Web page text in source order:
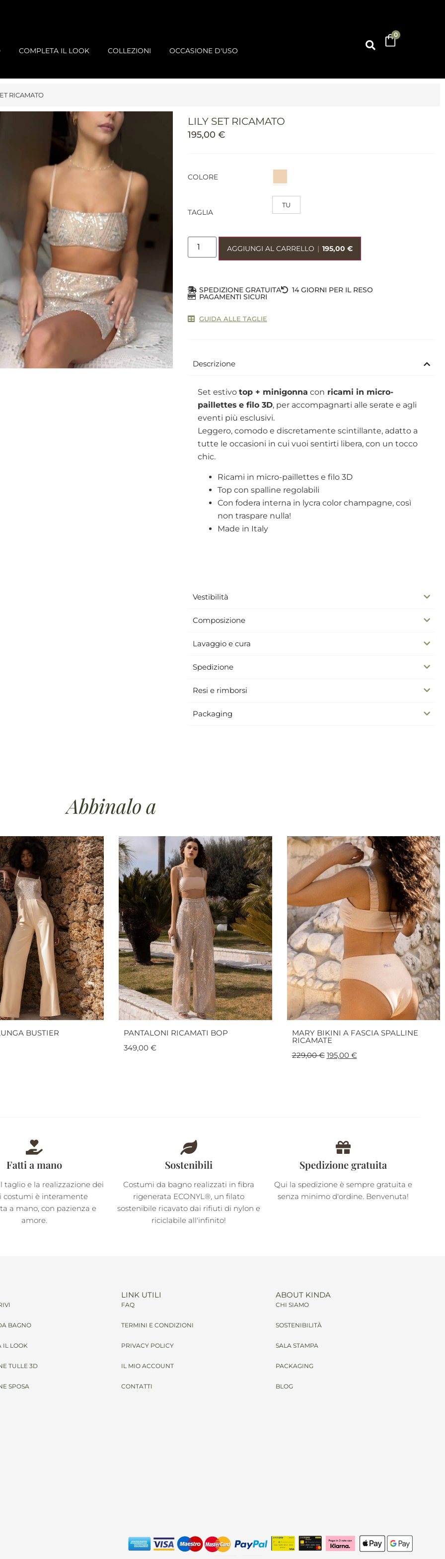
COMPLETA IL LOOK COLLEZIONI OCCASIONE D'USO
0
RICAMATO
LILY SET RICAMATO
195,00€
COLORE
TAGLIA
TU
AGGIUNGI AL CARRELLO | 195,00€
SPEDIZIONE GRATUITA 14 GIORNI PER IL RESO
PAGAMENTI SICURI
GUIDA ALLE TAGLIE
Descrizione
Set estivotop + minigonna con ricami in micro-
paillettes e filo 3D, per accompagnarti alle serate e agli
eventi più esclusivi.
Leggero, comodo e discretamente scintillante, adatto a
tutte le occasioni in cui vuoi sentirti libera, con un tocco
chic.
Ricami in micro-paillettes e filo 3D
Top con spalline regolabili
Con fodera interna in lycra color champagne, così
non traspare nulla!
Made in Italy
Vestibilità
Composizione
Lavaggio e cura
Spedizione
Resi e rimborsi
Packaging
Abbinaloa
BUSTIER
PANTALONI RICAMATI BOP
349,00 €
MARY BIKINI A FASCIA SPALLINE
RICAMATE
229,00€ 195,00 €
Fatti a mano
taglio e la realizzazione dei
costumi è interamente
a mano, con pazienza e
amore.
Sostenibili
Costumi da bagno realizzati in fibra
rigenerata ECONYL®, un filato
sostenibile ricavato dai rifiuti di nylon e
riciclabile all'infinito!
Spedizione gratuita
Qui la spedizione è sempre gratuita e
senza minimo d'ordine. Benvenuta!
BAGNO
IL LOOK
TULLE 3D
SPOSA
LINK UTILI
FAQ
TERMINI E CONDIZIONI
PRIVACY POLICY
IL MIO ACCOUNT
CONTATTI
ABOUT KINDA
CHI SIAMO
SOSTENIBILITÀ
SALA STAMPA
PACKAGING
BLOG